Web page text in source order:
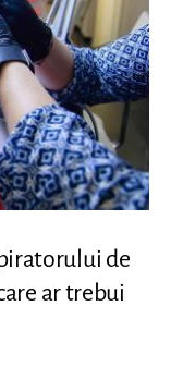
de
ar trebui